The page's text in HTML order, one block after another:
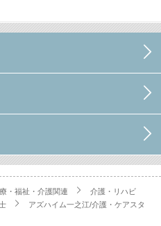
・福祉・介護関連
介護・リハビ
アズハイム一之江/介護・ケアスタ